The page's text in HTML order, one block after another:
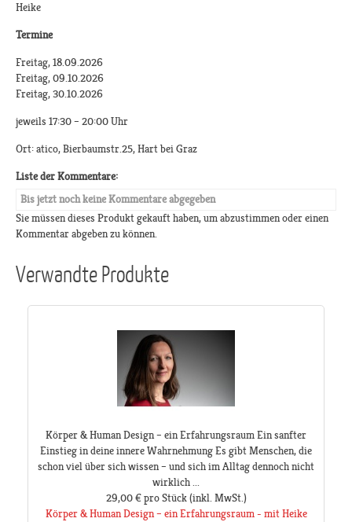
Heike
Termine
Freitag, 18.09.2026
Freitag, 09.10.2026
Freitag, 30.10.2026
jeweils 17:30 – 20:00 Uhr
Ort: atico, Bierbaumstr.25, Hart bei Graz
Liste der Kommentare:
Bis jetzt noch keine Kommentare abgegeben
Sie müssen dieses Produkt gekauft haben, um abzustimmen oder einen
Kommentar abgeben zu können.
Verwandte Produkte
Körper & Human Design – ein Erfahrungsraum Ein sanfter
Einstieg in deine innere Wahrnehmung Es gibt Menschen, die
schon viel über sich wissen – und sich im Alltag dennoch nicht
wirklich ...
29,00 € pro Stück(inkl. MwSt.)
Körper & Human Design – ein Erfahrungsraum - mit Heike